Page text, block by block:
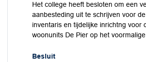
Het college heeft besloten om een
aanbesteding uit te schrijven voor
inventaris en tijdelijke inrichtng voor
woonunits De Pier op het
Besluit